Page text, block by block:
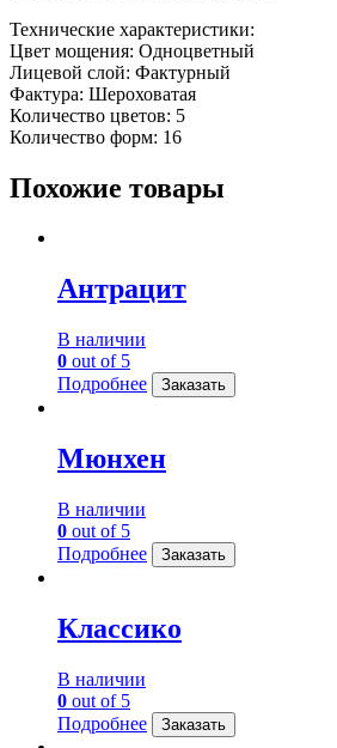
Технические характеристики:
Цвет мощения: Одноцветный
Лицевой слой: Фактурный
Фактура: Шероховатая
Количество цветов: 5
Количество форм: 16
Похожие товары
Антрацит
В наличии
0 out of 5
Подробнее
Заказать
Мюнхен
В наличии
0 out of 5
Подробнее
Заказать
Классико
В наличии
0 out of 5
Подробнее
Заказать